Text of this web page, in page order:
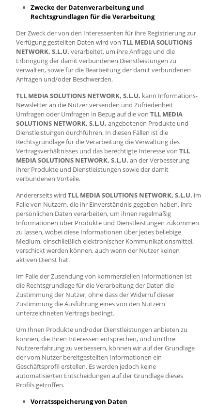
Zwecke der Datenverarbeitung und
Rechtsgrundlagen für die Verarbeitung
Der Zweck der von den Interessenten für ihre Registrierung zur
Verfügung gestellten Daten wird von TLL MEDIA SOLUTIONS
NETWORK, S.L.U. verarbeitet, um ihre Anfrage und die
Erbringung der damit verbundenen Dienstleistungen zu
verwalten, sowie für die Bearbeitung der damit verbundenen
Anfragen und/oder Beschwerden.
TLL MEDIA SOLUTIONS NETWORK, S.L.U. kann Informations-
Newsletter an die Nutzer versenden und Zufriedenheit
Umfragen oder Umfragen in Bezug auf die von TLL MEDIA
SOLUTIONS NETWORK, S.L.U. angebotenen Produkte und
Dienstleistungen durchführen. In diesen Fällen ist die
Rechtsgrundlage für die Verarbeitung die Verwaltung des
Vertragsverhältnisses und das berechtigte Interesse von TLL
MEDIA SOLUTIONS NETWORK, S.L.U. an der Verbesserung
ihrer Produkte und Dienstleistungen sowie der damit
verbundenen Vorteile.
Andererseits wird TLL MEDIA SOLUTIONS NETWORK, S.L.U. im
Falle von Nutzern, die ihr Einverständnis gegeben haben, ihre
persönlichen Daten verarbeiten, um ihnen regelmäßig
Informationen über Produkte und Dienstleistungen zukommen
zu lassen, wobei diese Informationen über jedes beliebige
Medium, einschließlich elektronischer Kommunikationsmittel,
verschickt werden können, auch wenn der Nutzer keinen
aktiven Dienst hat.
Im Falle der Zusendung von kommerziellen Informationen ist
die Rechtsgrundlage für die Verarbeitung der Daten die
Zustimmung der Nutzer, ohne dass der Widerruf dieser
Zustimmung die Ausführung eines von den Nutzern
unterzeichneten Vertrags bedingt.
Um Ihnen Produkte und/oder Dienstleistungen anbieten zu
können, die Ihren Interessen entsprechen, und um Ihre
Nutzererfahrung zu verbessern, können wir auf der Grundlage
der vom Nutzer bereitgestellten Informationen ein
Geschäftsprofil erstellen. Es werden jedoch keine
automatisierten Entscheidungen auf der Grundlage dieses
Profils getroffen.
Vorratsspeicherung von Daten